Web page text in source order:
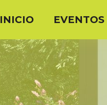
INICIO EVENTOS